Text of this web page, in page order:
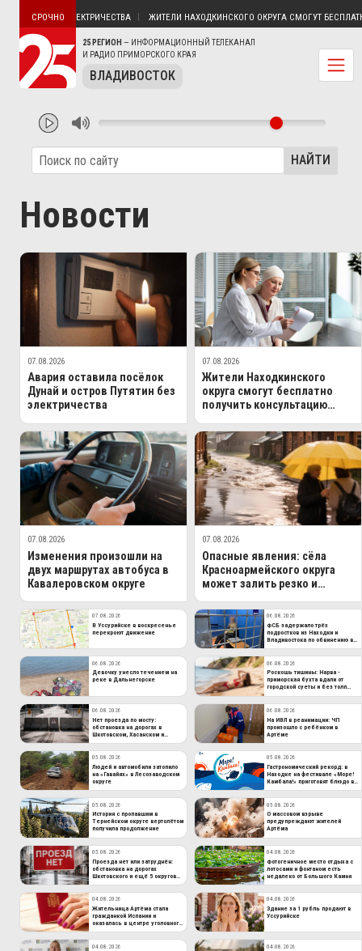
25 РЕГИОН — ИНФОРМАЦИОННЫЙ ТЕЛЕКАНАЛ
И РАДИО ПРИМОРСКОГО КРАЯ
ВЛАДИВОСТОК
СРОЧНО
БЕЗ ЭЛЕКТРИЧЕСТВА ЖИТЕЛИ НАХОДКИНСКОГО ОКРУГА СМОГУТ
НАЙТИ
Новости
07.08.2026
Авария оставила посёлок
Дунай и остров Путятин без
электричества
07.08.2026
Жители Находкинского
округа смогут бесплатно
получить консультацию
07.08.2026
Изменения произошли на
двух маршрутах автобуса в
Кавалеровском округе
07.08.2026
Опасные явления: сёла
Красноармейского округа
может залить резко и
07.08.2026
В Уссурийске в воскресенье
перекроют движение
06.08.2026
ФСБ задержало трёх
подростков из Находки и
Владивостока по обвинению в
госизмене
06.08.2026
Девочку унесло течением на
реке в Дальнегорске
06.08.2026
Роскошь тишины: Нарва -
приморская бухта вдали от
городской суеты и без толп
06.08.2026
Нет проезда по мосту:
обстановка на дорогах в
Шкотовском, Хасанском и
06.08.2026
На ИВЛ в реанимации: ЧП
произошло с ребёнком в
Артёме
05.08.2026
Людей и автомобили затопило
на «Гавайях» в Лесозаводском
округе
05.08.2026
Гастрономический рекорд: в
Находке на фестивале «Море!
Камбала!» приготовят блюдо в
100-литровом казане
05.08.2026
История с пропавшим в
Тернейском округе вертолётом
получила продолжение
05.08.2026
О массовом взрыве
предупреждают жителей
Артёма
05.08.2026
Проезда нет или затруднён:
обстановка на дорогах
Шкотовского и ещё 5 округов
04.08.2026
Фотогеничное место отдыха с
лотосами и фонтаном есть
недалеко от Большого Камня
04.08.2026
Жительница Артёма стала
гражданкой Испании и
оказалась в центре уголовного
дела
04.08.2026
Здание за 1 рубль продают в
Уссурийске
04.08.2026
04.08.2026